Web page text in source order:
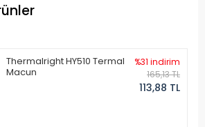
Thermalright HY510 Termal
Macun
%31 indirim
165,13 TL
113,88 TL